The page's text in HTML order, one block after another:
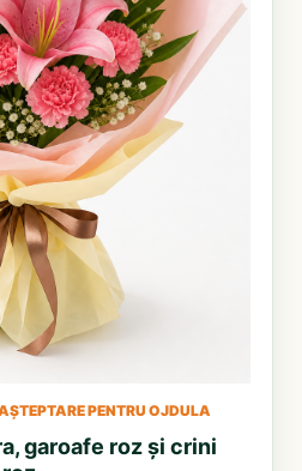
PENTRU OJDULA
garoafe roz și crini